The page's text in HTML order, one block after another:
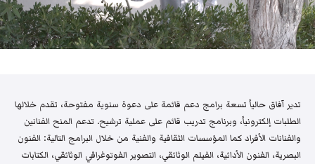
تدير آفاق حالياً تسعة برامج دعم قائمة على دعوة سنوية مفتوحة، تقدم خلالها
الطلبات إلكترونياً، وبرنامج تدريب قائم على عملية ترشيح. تدعم المنح الفنانين
والفنانات الأفراد كما المؤسسات الثقافية والفنية من خلال البرامج التالية: الفنون
البصرية، الفنون الأدائية، الفيلم الوثائقي، التصوير الفوتوغرافي الوثائقي، الكتابات